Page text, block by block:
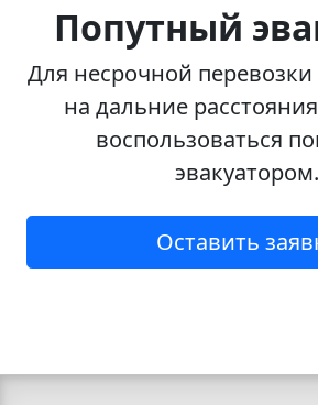
Попутный
Для несрочной
на дальние
воспользоваться
эвакуатором.
Оставить